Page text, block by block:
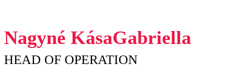
Gabriella
Nagyné Kása
HEAD OF OPERATION